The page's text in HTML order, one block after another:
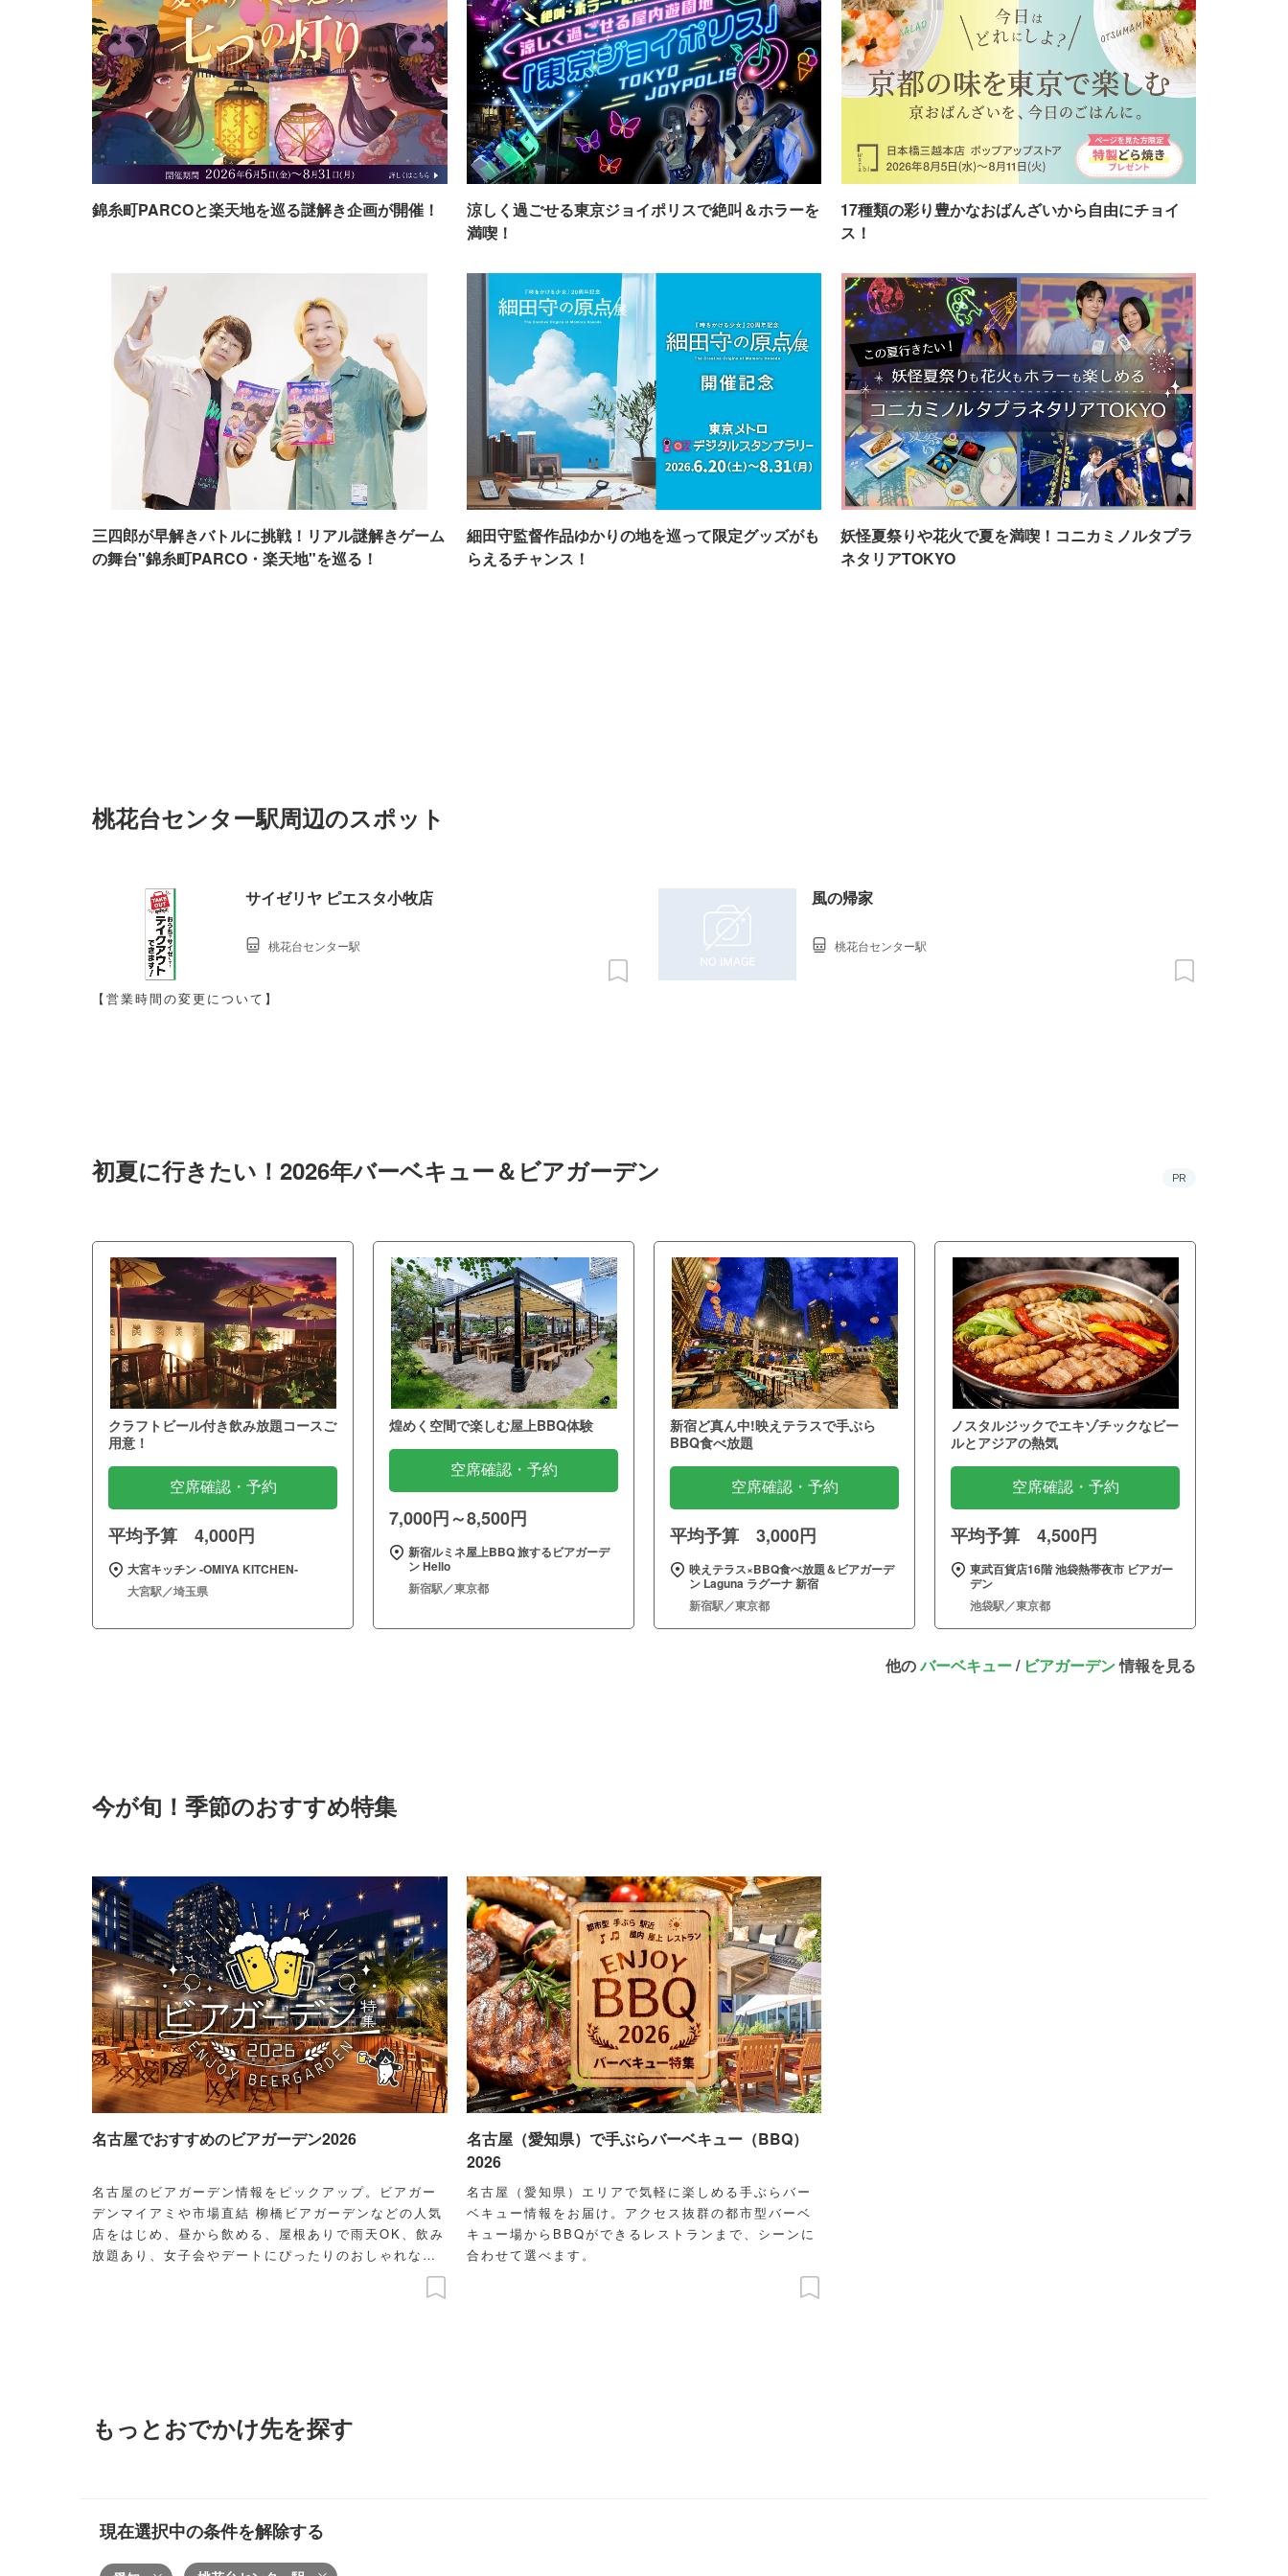
錦糸町PARCOと楽天地を巡る謎解き企画が開催！
涼しく過ごせる東京ジョイポリスで絶叫＆ホラーを
満喫！
17種類の彩り豊かなおばんざいから自由にチョイ
ス！
三四郎が早解きバトルに挑戦！リアル謎解きゲーム
の舞台"錦糸町PARCO・楽天地"を巡る！
細田守監督作品ゆかりの地を巡って限定グッズがも
らえるチャンス！
妖怪夏祭りや花火で夏を満喫！コニカミノルタプラ
ネタリアTOKYO
桃花台センター駅周辺のスポット
サイゼリヤ ピエスタ小牧店
【営業時間の変更について】
桃花台センター駅
風の帰家
桃花台センター駅
初夏に行きたい！2026年バーベキュー＆ビアガーデン PR
クラフトビール付き飲み放題コースご
用意！
空席確認・予約
平均予算 4,000円
大宮キッチン ‐OMIYA KITCHEN‐
大宮駅／埼玉県
煌めく空間で楽しむ屋上BBQ体験
空席確認・予約
7,000円～8,500円
新宿ルミネ屋上BBQ 旅するビアガーデ
ン Hello
新宿駅／東京都
新宿ど真ん中!映えテラスで手ぶら
BBQ食べ放題
空席確認・予約
平均予算 3,000円
映えテラス×BBQ食べ放題＆ビアガーデ
ン Laguna ラグーナ 新宿
新宿駅／東京都
ノスタルジックでエキゾチックなビー
ルとアジアの熱気
空席確認・予約
平均予算 4,500円
東武百貨店16階 池袋熱帯夜市 ビアガー
デン
池袋駅／東京都
他のバーベキュー/ ビアガーデン情報を見る
今が旬！季節のおすすめ特集
名古屋でおすすめのビアガーデン2026
名古屋のビアガーデン情報をピックアップ。ビアガー
デンマイアミや市場直結 柳橋ビアガーデンなどの人気
店をはじめ、昼から飲める、屋根ありで雨天OK、飲み
放題あり、女子会やデートにぴったりのおしゃれなビ
アガーデン、夜景がきれいなビアガーデンなどをご紹
名古屋（愛知県）で手ぶらバーベキュー（BBQ）
2026
名古屋（愛知県）エリアで気軽に楽しめる手ぶらバー
ベキュー情報をお届け。アクセス抜群の都市型バーベ
キュー場からBBQができるレストランまで、シーンに
合わせて選べます。
もっとおでかけ先を探す
現在選択中の条件を解除する